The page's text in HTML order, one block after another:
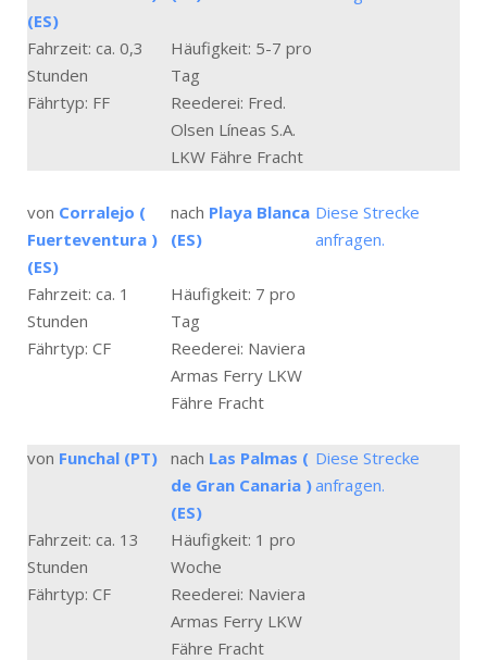
(ES)
Fahrzeit: ca. 0,3
Stunden
Häufigkeit: 5-7 pro
Tag
Fährtyp: FF
Reederei: Fred.
Olsen Líneas S.A.
LKW Fähre Fracht
von Corralejo (
Fuerteventura )
(ES)
nach Playa Blanca
(ES)
Diese Strecke
anfragen.
Fahrzeit: ca. 1
Stunden
Häufigkeit: 7 pro
Tag
Fährtyp: CF
Reederei: Naviera
Armas Ferry LKW
Fähre Fracht
von Funchal (PT) nach Las Palmas (
de Gran Canaria )
(ES)
Diese Strecke
anfragen.
Fahrzeit: ca. 13
Stunden
Häufigkeit: 1 pro
Woche
Fährtyp: CF
Reederei: Naviera
Armas Ferry LKW
Fähre Fracht